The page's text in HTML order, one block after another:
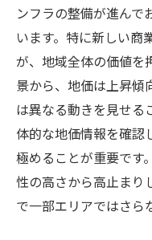
門真市の文
地域の将来
地域に根ざ
門真市の不動産
導く
最新の不動
門真市の人
経済動向が
ンフラの整備が進んで
います。特に新しい商
が、地域全体の価値を
景から、地価は上昇傾
は異なる動きを見せる
体的な地価情報を確認
極めることが重要です
性の高さから高止まり
で一部エリアではさら